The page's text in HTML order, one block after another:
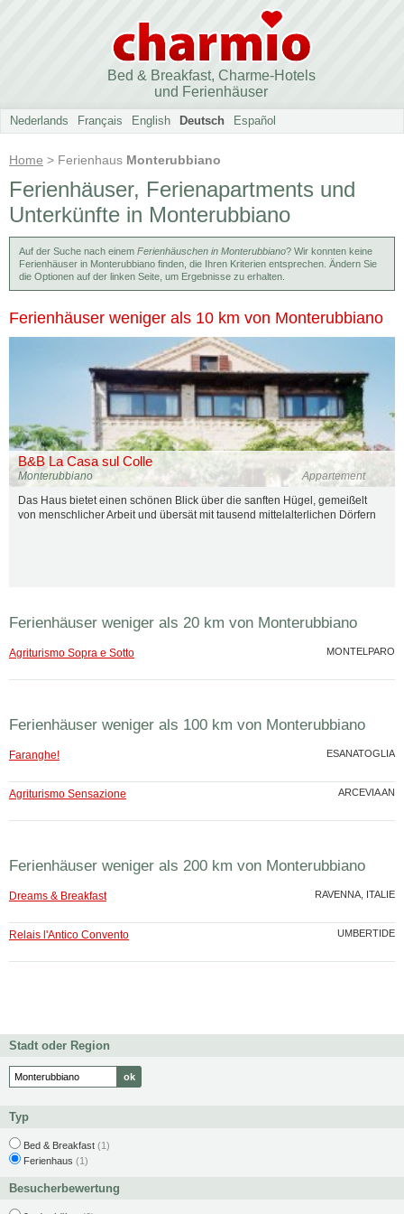
Bed & Breakfast, Charme-Hotels
und Ferienhäuser
Nederlands Français English Deutsch Español
Home > Ferienhaus Monterubbiano
Ferienhäuser, Ferienapartments und
Unterkünfte in Monterubbiano
Auf der Suche nach einem Ferienhäuschen in Monterubbiano? Wir konnten keine
Ferienhäuser in Monterubbiano finden, die Ihren Kriterien entsprechen. Ändern Sie
die Optionen auf der linken Seite, um Ergebnisse zu erhalten.
Ferienhäuser weniger als 10 km von Monterubbiano
B&B La Casa sul Colle
Appartement
Monterubbiano
Das Haus bietet einen schönen Blick über die sanften Hügel, gemeißelt
von menschlicher Arbeit und übersät mit tausend mittelalterlichen Dörfern
Ferienhäuser weniger als 20 km von Monterubbiano
MONTELPARO
Agriturismo Sopra e Sotto
Ferienhäuser weniger als 100 km von Monterubbiano
ESANATOGLIA
Faranghe!
ARCEVIA AN
Agriturismo Sensazione
Ferienhäuser weniger als 200 km von Monterubbiano
RAVENNA, ITALIE
Dreams & Breakfast
UMBERTIDE
Relais l'Antico Convento
Stadt oder Region
Typ
Bed & Breakfast (1)
Ferienhaus (1)
Besucherbewertung